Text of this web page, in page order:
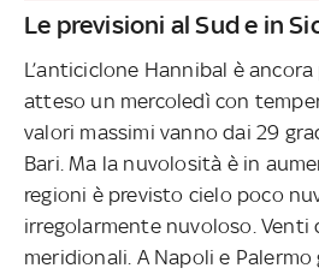
Le previsioni al Sud e in
L’anticiclone Hannibal è
atteso un mercoledì con
valori massimi vanno dai 29
Bari. Ma la nuvolosità è in
regioni è previsto cielo poco
irregolarmente nuvoloso.
meridionali. A Napoli e